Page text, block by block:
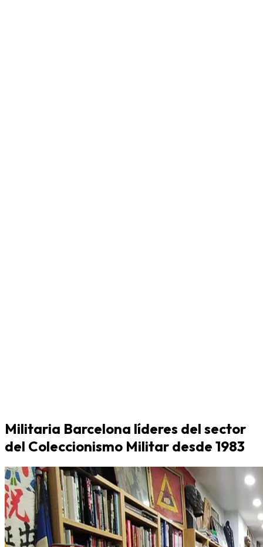
Militaria Barcelona líderes del sector
del Coleccionismo Militar desde 1983